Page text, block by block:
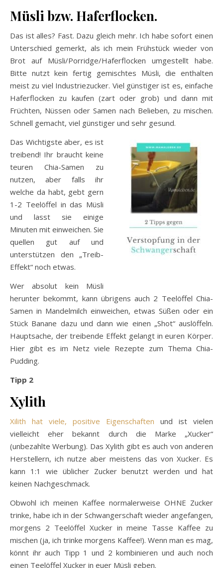
Müsli bzw. Haferflocken.
Das ist alles? Fast. Dazu gleich mehr. Ich habe sofort einen
Unterschied gemerkt, als ich mein Frühstück wieder von
Brot auf Müsli/Porridge/Haferflocken umgestellt habe.
Bitte nutzt kein fertig gemischtes Müsli, die enthalten
meist zu viel Industriezucker. Viel günstiger ist es, einfache
Haferflocken zu kaufen (zart oder grob) und dann mit
Früchten, Nüssen oder Samen nach Belieben, zu mischen.
Schnell gemacht, viel günstiger und sehr gesund.
Das Wichtigste aber, es ist
treibend! Ihr braucht keine
teuren Chia-Samen zu
nutzen, aber falls ihr
welche da habt, gebt gern
1-2 Teelöffel in das Müsli
und lasst sie einige
Minuten mit einweichen. Sie
quellen gut auf und
unterstützen den „Treib-
Effekt“ noch etwas.
Wer absolut kein Müsli
herunter bekommt, kann übrigens auch 2 Teelöffel Chia-
Samen in Mandelmilch einweichen, etwas Süßen oder ein
Stück Banane dazu und dann wie einen „Shot“ auslöffeln.
Hauptsache, der treibende Effekt gelangt in euren Körper.
Hier gibt es im Netz viele Rezepte zum Thema Chia-
Pudding.
Tipp 2
Xylith
Xilith hat viele, positive Eigenschaften und ist vielen
vielleicht eher bekannt durch die Marke „Xucker“
(unbezahlte Werbung). Das Xylith gibt es auch von anderen
Herstellern, ich nutze aber meistens das von Xucker. Es
kann 1:1 wie üblicher Zucker benutzt werden und hat
keinen Nachgeschmack.
Obwohl ich meinen Kaffee normalerweise OHNE Zucker
trinke, habe ich in der Schwangerschaft wieder angefangen,
morgens 2 Teelöffel Xucker in meine Tasse Kaffee zu
mischen (ja, ich trinke morgens Kaffee!). Wenn man es mag,
könnt ihr auch Tipp 1 und 2 kombinieren und auch noch
einen Teelöffel Xucker in euer Müsli geben.